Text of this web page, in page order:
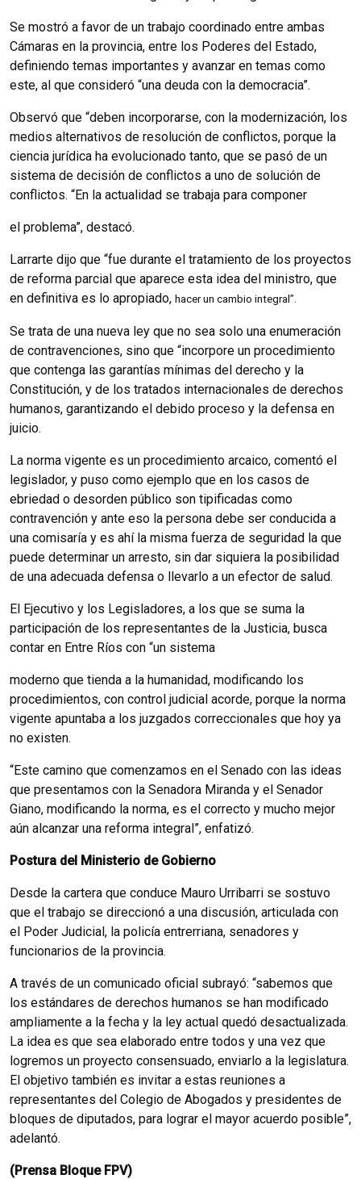
Se mostró a favor de un trabajo coordinado entre ambas
Cámaras en la provincia, entre los Poderes del Estado,
definiendo temas importantes y avanzar en temas como
este, al que consideró “una deuda con la democracia”.
Observó que “deben incorporarse, con la modernización, los
medios alternativos de resolución de conflictos, porque la
ciencia jurídica ha evolucionado tanto, que se pasó de un
sistema de decisión de conflictos a uno de solución de
conflictos. “En la actualidad se trabaja para componer
el problema”, destacó.
Larrarte dijo que “fue durante el tratamiento de los proyectos
de reforma parcial que aparece esta idea del ministro, que
en definitiva es lo apropiado, hacer un cambio integral”.
Se trata de una nueva ley que no sea solo una enumeración
de contravenciones, sino que “incorpore un procedimiento
que contenga las garantías mínimas del derecho y la
Constitución, y de los tratados internacionales de derechos
humanos, garantizando el debido proceso y la defensa en
juicio.
La norma vigente es un procedimiento arcaico, comentó el
legislador, y puso como ejemplo que en los casos de
ebriedad o desorden público son tipificadas como
contravención y ante eso la persona debe ser conducida a
una comisaría y es ahí la misma fuerza de seguridad la que
puede determinar un arresto, sin dar siquiera la posibilidad
de una adecuada defensa o llevarlo a un efector de salud.
El Ejecutivo y los Legisladores, a los que se suma la
participación de los representantes de la Justicia, busca
contar en Entre Ríos con “un sistema
moderno que tienda a la humanidad, modificando los
procedimientos, con control judicial acorde, porque la norma
vigente apuntaba a los juzgados correccionales que hoy ya
no existen.
“Este camino que comenzamos en el Senado con las ideas
que presentamos con la Senadora Miranda y el Senador
Giano, modificando la norma, es el correcto y mucho mejor
aún alcanzar una reforma integral”, enfatizó.
Postura del Ministerio de Gobierno
Desde la cartera que conduce Mauro Urribarri se sostuvo
que el trabajo se direccionó a una discusión, articulada con
el Poder Judicial, la policía entrerriana, senadores y
funcionarios de la provincia.
A través de un comunicado oficial subrayó: “sabemos que
los estándares de derechos humanos se han modificado
ampliamente a la fecha y la ley actual quedó desactualizada.
La idea es que sea elaborado entre todos y una vez que
logremos un proyecto consensuado, enviarlo a la legislatura.
El objetivo también es invitar a estas reuniones a
representantes del Colegio de Abogados y presidentes de
bloques de diputados, para lograr el mayor acuerdo posible”,
adelantó.
(Prensa Bloque FPV)